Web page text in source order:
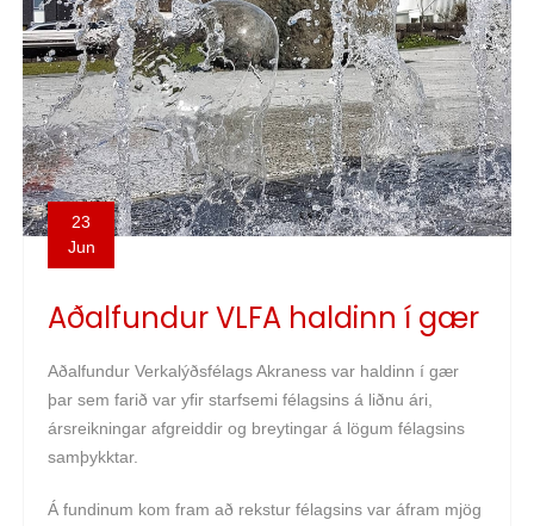
23
Jun
Aðalfundur VLFA haldinn í gær
Aðalfundur Verkalýðsfélags Akraness var haldinn í gær
þar sem farið var yfir starfsemi félagsins á liðnu ári,
ársreikningar afgreiddir og breytingar á lögum félagsins
samþykktar.
Á fundinum kom fram að rekstur félagsins var áfram mjög